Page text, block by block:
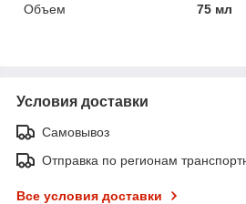
Объем 75 мл
Условия доставки
Самовывоз
Отправка по регионам
Все условия доставки